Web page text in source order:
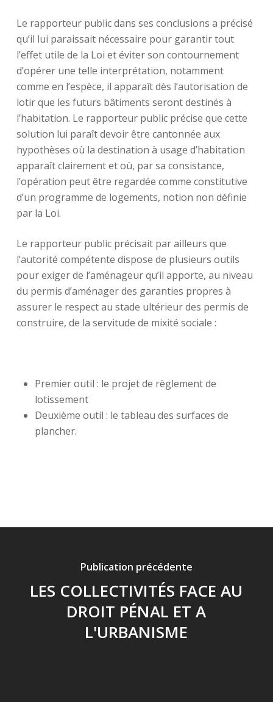
Le rapporteur public dans ses conclusions a précisé
qu’il lui paraissait nécessaire pour garantir tout
l’effet utile de la Loi et éviter son contournement
d’opérer une telle interprétation, notamment
comme en l’espèce, il apparaît dès l’autorisation de
lotir que les futurs bâtiments seront destinés à
l’habitation. Le rapporteur public précise que cette
solution lui paraît devoir être cantonnée aux
hypothèses où la destination à usage d’habitation
apparaît clairement et où, par sa consistance,
l’opération peut être regardée comme constitutive
d’un programme de logements, notion non définie
par la Loi.
Le rapporteur public précisait par ailleurs que
l’autorité compétente dispose de plusieurs outils
pour exiger de l’aménageur qu’il apporte, au niveau
du permis d’aménager des garanties propres à
assurer le respect au stade ultérieur des permis de
construire, de la servitude de mixité sociale :
Premier outil : le projet de règlement de
lotissement
Deuxième outil : le tableau des surfaces de
plancher.
Publication précédente
LES COLLECTIVITÉS FACE AU
DROIT PÉNAL ET A
L'URBANISME